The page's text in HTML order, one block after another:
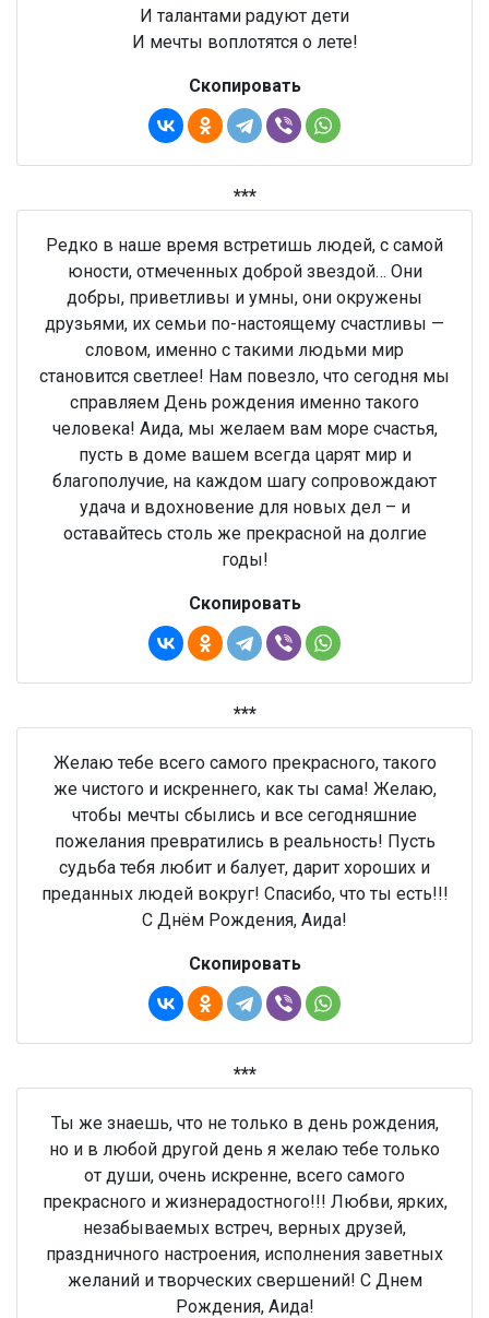
И талантами радуют дети
И мечты воплотятся о лете!
Скопировать
***
Редко в наше время встретишь людей, с самой
юности, отмеченных доброй звездой… Они
добры, приветливы и умны, они окружены
друзьями, их семьи по-настоящему счастливы —
словом, именно с такими людьми мир
становится светлее! Нам повезло, что сегодня мы
справляем День рождения именно такого
человека! Аида, мы желаем вам море счастья,
пусть в доме вашем всегда царят мир и
благополучие, на каждом шагу сопровождают
удача и вдохновение для новых дел – и
оставайтесь столь же прекрасной на долгие
годы!
Скопировать
***
Желаю тебе всего самого прекрасного, такого
же чистого и искреннего, как ты сама! Желаю,
чтобы мечты сбылись и все сегодняшние
пожелания превратились в реальность! Пусть
судьба тебя любит и балует, дарит хороших и
преданных людей вокруг! Спасибо, что ты есть!!!
С Днём Рождения, Аида!
Скопировать
***
Ты же знаешь, что не только в день рождения,
но и в любой другой день я желаю тебе только
от души, очень искренне, всего самого
прекрасного и жизнерадостного!!! Любви, ярких,
незабываемых встреч, верных друзей,
праздничного настроения, исполнения заветных
желаний и творческих свершений! С Днем
Рождения, Аида!